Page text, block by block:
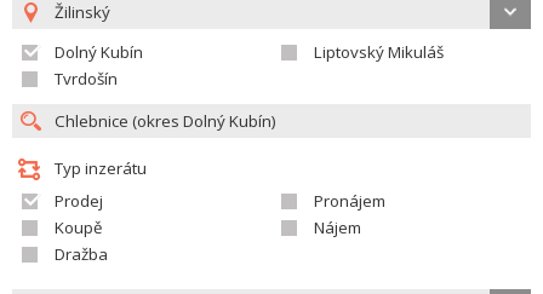
Žilinský
Dolný Kubín
Liptovský Mikuláš
Tvrdošín
Typ inzerátu
Prodej
Pronájem
Koupě
Nájem
Dražba